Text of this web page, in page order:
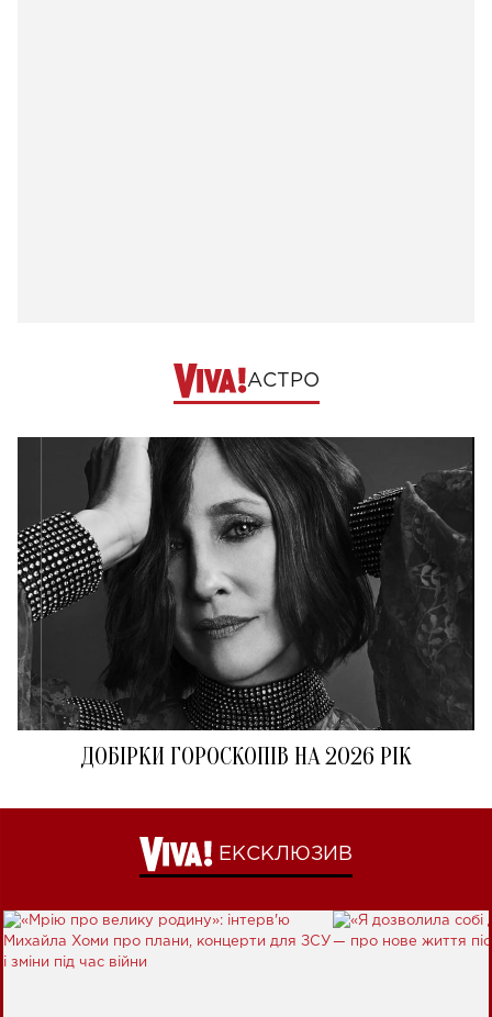
АСТРО
ДОБІРКИ ГОРОСКОПІВ НА 2026 РІК
ЕКСКЛЮЗИВ